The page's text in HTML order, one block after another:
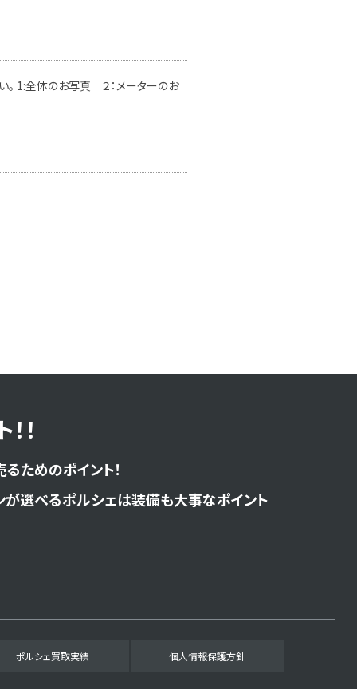
1:全体のお写真 ２：メーターのお
！
ためのポイント！
が選べるポルシェは装備も大事なポイント
ポルシェ買取実績 個人情報保護方針